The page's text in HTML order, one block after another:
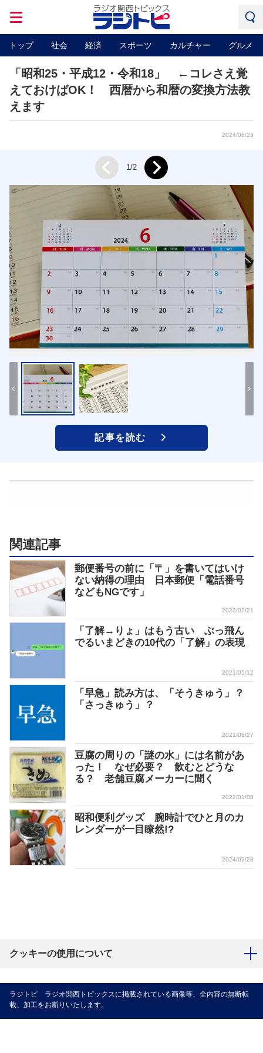
トップ 社会 経済 スポーツ カルチャー グルメ
「昭和25・平成12・令和18」 ←コレさえ覚
えておけばOK！ 西暦から和暦の変換方法教
えます
2024/06/25
Prev 1/2 Next
記事を読む
関連記事
郵便番号の前に「〒」を書いてはいけ
ない納得の理由 日本郵便「電話番号
などもNGです」
2022/02/21
「了解→りょ」はもう古い ぶっ飛ん
でるいまどきの10代の「了解」の表現
2021/05/12
「早急」読み方は、「そうきゅう」？
「さっきゅう」？
2021/06/27
豆腐の周りの「謎の水」には名前があ
った！ なぜ必要？ 飲むとどうな
る？ 老舗豆腐メーカーに聞く
2022/01/08
昭和便利グッズ 腕時計でひと月のカ
レンダーが一目瞭然!?
2024/03/28
クッキーの使用について
ラジトピ ラジオ関西トピックスに掲載されている画像等、全内容の無断転
載、加工をお断りいたします。